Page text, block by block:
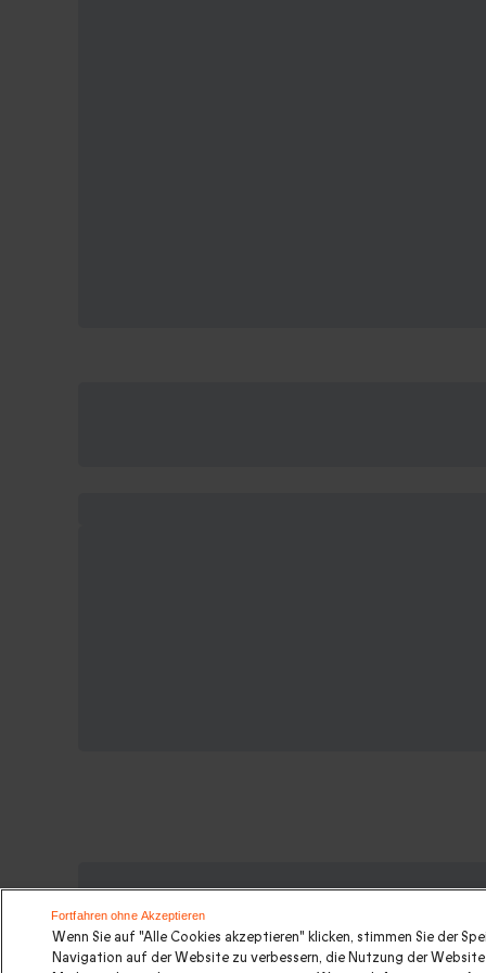
Geschenkideen|Geschenk für Männer|Geschenk für
Wenn Sie auf "Alle Cookies akzeptieren" klicken, stimmen Sie der
Navigation auf der Website zu verbessern, die Nutzung der Website
Fortfahren ohne Akzeptieren